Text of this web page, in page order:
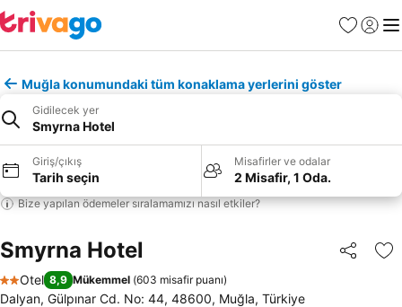
Favoriler
Giriş
Muğla konumundaki tüm konaklama yerlerini göster
Gidilecek yer
Smyrna Hotel
Giriş/çıkış
Tarih seçin
Misafirler ve odalar
2 Misafir, 1 Oda.
Bize yapılan ödemeler sıralamamızı nasıl etkiler?
Smyrna Hotel Paylaş
2 Yıldız
Otel 8,9 Mükemmel (603 misafir puanı)
Dalyan, Gülpınar Cd. No: 44, 48600, Muğla, Türkiye